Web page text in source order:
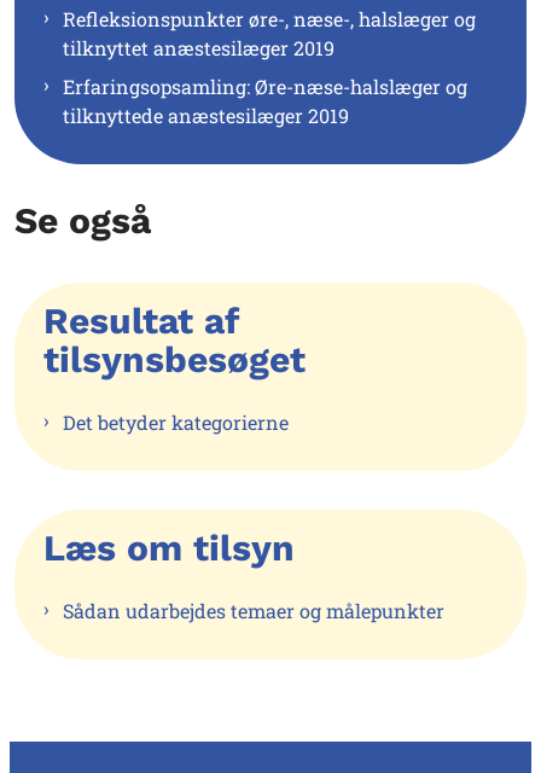
Refleksionspunkter øre-, næse-, halslæger og
tilknyttet anæstesilæger 2019
Erfaringsopsamling: Øre-næse-halslæger og
tilknyttede anæstesilæger 2019
Se også
Resultat af
tilsynsbesøget
Det betyder kategorierne
Læs om tilsyn
Sådan udarbejdes temaer og målepunkter